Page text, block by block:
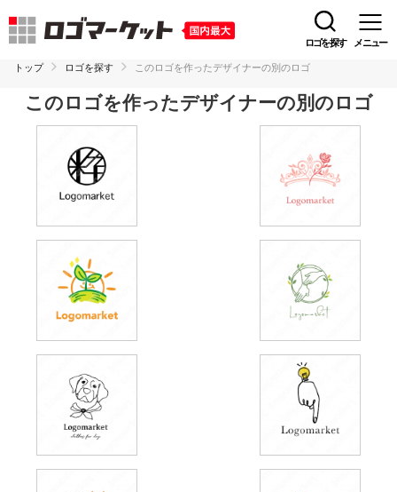
ロゴを探す メニュー
トップ ロゴを探す このロゴを作ったデザイナーの別のロゴ
このロゴを作ったデザイナーの別のロゴ